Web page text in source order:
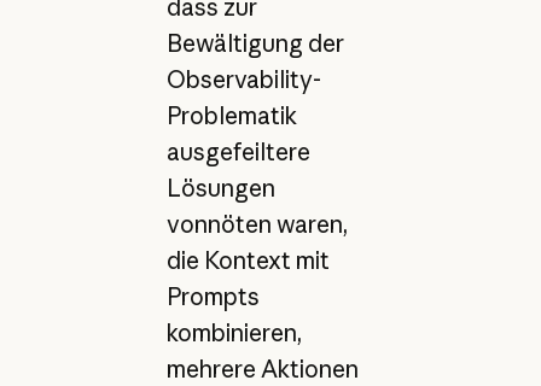
dass zur
Bewältigung der
Observability-
Problematik
ausgefeiltere
Lösungen
vonnöten waren,
die Kontext mit
Prompts
kombinieren,
mehrere Aktionen